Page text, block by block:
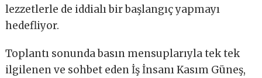
lezzetlerle de iddialı bir başlangıç yapmayı
hedefliyor.
Toplantı sonunda basın mensuplarıyla tek tek
ilgilenen ve sohbet eden İş İnsanı Kasım Güneş,